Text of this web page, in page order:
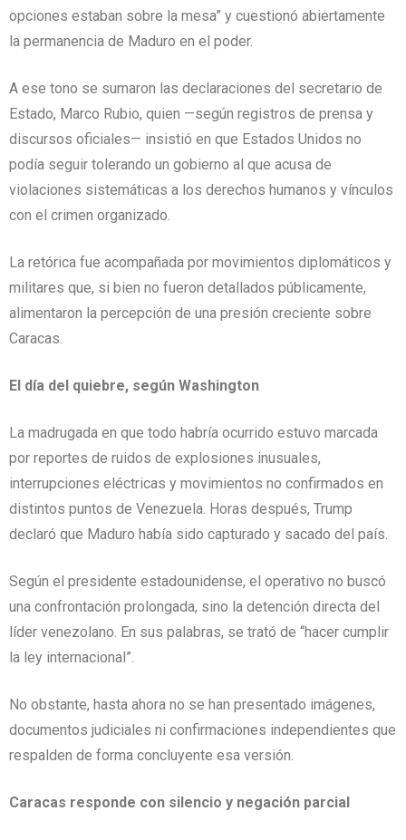
opciones estaban sobre la mesa” y cuestionó abiertamente
la permanencia de Maduro en el poder.
A ese tono se sumaron las declaraciones del secretario de
Estado, Marco Rubio, quien —según registros de prensa y
discursos oficiales— insistió en que Estados Unidos no
podía seguir tolerando un gobierno al que acusa de
violaciones sistemáticas a los derechos humanos y vínculos
con el crimen organizado.
La retórica fue acompañada por movimientos diplomáticos y
militares que, si bien no fueron detallados públicamente,
alimentaron la percepción de una presión creciente sobre
Caracas.
El día del quiebre, según Washington
La madrugada en que todo habría ocurrido estuvo marcada
por reportes de ruidos de explosiones inusuales,
interrupciones eléctricas y movimientos no confirmados en
distintos puntos de Venezuela. Horas después, Trump
declaró que Maduro había sido capturado y sacado del país.
Según el presidente estadounidense, el operativo no buscó
una confrontación prolongada, sino la detención directa del
líder venezolano. En sus palabras, se trató de “hacer cumplir
la ley internacional”.
No obstante, hasta ahora no se han presentado imágenes,
documentos judiciales ni confirmaciones independientes que
respalden de forma concluyente esa versión.
Caracas responde con silencio y negación parcial